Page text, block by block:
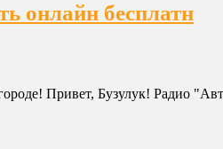
онлайн бесплатн
Привет, Бузулук! Радио